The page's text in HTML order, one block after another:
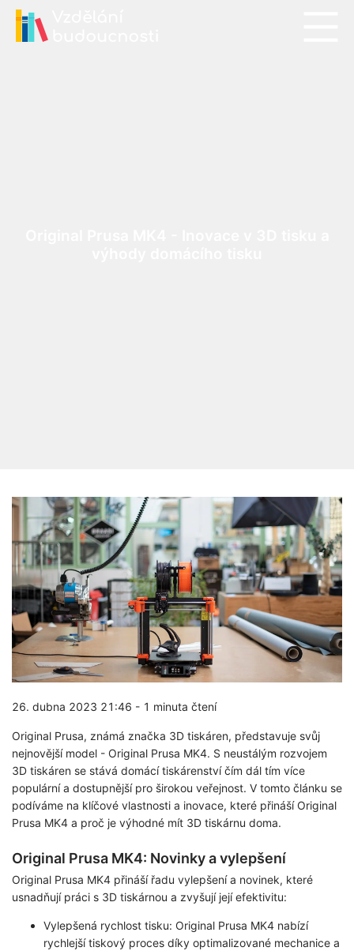
26. dubna 2023 21:46 - 1 minuta čtení
Original Prusa, známá značka 3D tiskáren, představuje svůj
nejnovější model - Original Prusa MK4. S neustálým rozvojem
3D tiskáren se stává domácí tiskárenství čím dál tím více
populární a dostupnější pro širokou veřejnost. V tomto článku se
podíváme na klíčové vlastnosti a inovace, které přináší Original
Prusa MK4 a proč je výhodné mít 3D tiskárnu doma.
Original Prusa MK4: Novinky a vylepšení
Original Prusa MK4 přináší řadu vylepšení a novinek, které
usnadňují práci s 3D tiskárnou a zvyšují její efektivitu:
Vylepšená rychlost tisku: Original Prusa MK4 nabízí
rychlejší tiskový proces díky optimalizované mechanice a